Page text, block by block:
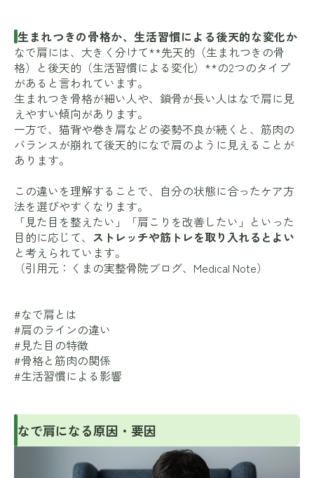
生まれつきの骨格か、生活習慣による後天的な変化か
なで肩には、大きく分けて**先天的（生まれつきの骨
格）と後天的（生活習慣による変化）**の2つのタイプ
があると言われています。
生まれつき骨格が細い人や、鎖骨が長い人はなで肩に見
えやすい傾向があります。
一方で、猫背や巻き肩などの姿勢不良が続くと、筋肉の
バランスが崩れて後天的になで肩のように見えることが
あります。
この違いを理解することで、自分の状態に合ったケア方
法を選びやすくなります。
「見た目を整えたい」「肩こりを改善したい」といった
目的に応じて、 ストレッチや筋トレを取り入れるとよい
と考えられています。
（引用元： くまの実整骨院ブログ、 Medical Note）
#なで肩とは
#肩のラインの違い
#見た目の特徴
#骨格と筋肉の関係
#生活習慣による影響
なで肩になる原因・要因